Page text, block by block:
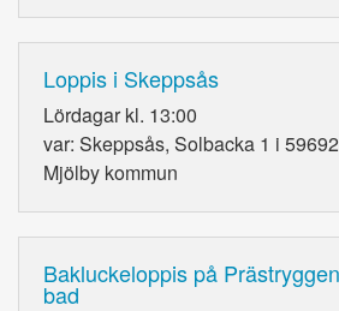
Loppis i Skeppsås
Lördagar kl. 13:00
var: Skeppsås, Solbacka 1 i
Mjölby kommun
Bakluckeloppis på
bad